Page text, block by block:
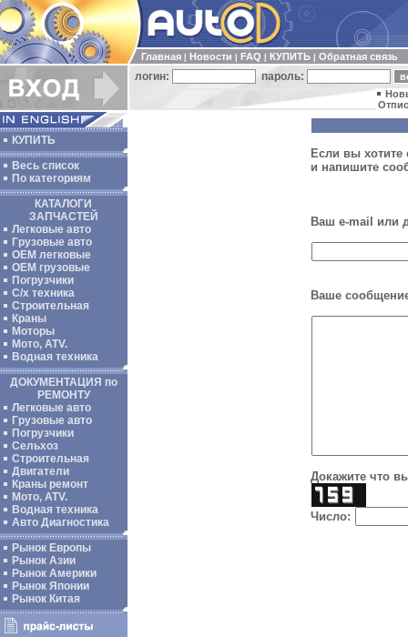
Главная Новости FAQ КУПИТЬ Обратная связь
логин: пароль:
КУПИТЬ
Весь список
По категориям
КАТАЛОГИ
ЗАПЧАСТЕЙ
Легковые авто
Грузовые авто
ОЕМ легковые
OEM грузовые
Погрузчики
С/х техника
Строительная
Краны
Моторы
Мото, ATV.
Водная техника
ДОКУМЕНТАЦИЯ по
РЕМОНТУ
Легковые авто
Грузовые авто
Погрузчики
Сельхоз
Строительная
Двигатели
Краны ремонт
Мото, ATV.
Водная техника
Авто Диагностика
Рынок Европы
Рынок Азии
Рынок Америки
Рынок Японии
Рынок Китая
Если вы хотите
и напишите
Ваш e-mail или
Ваше
Докажите что
Число: